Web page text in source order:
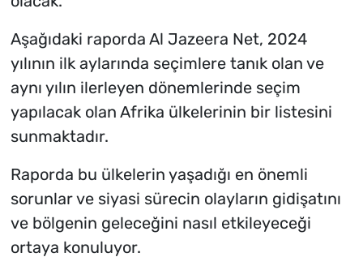
Aşağıdaki raporda Al Jazeera Net, 2024
yılının ilk aylarında seçimlere tanık olan ve
aynı yılın ilerleyen dönemlerinde seçim
yapılacak olan Afrika ülkelerinin bir listesini
sunmaktadır.
Raporda bu ülkelerin yaşadığı en önemli
sorunlar ve siyasi sürecin olayların gidişatını
ve bölgenin geleceğini nasıl etkileyeceği
ortaya konuluyor.